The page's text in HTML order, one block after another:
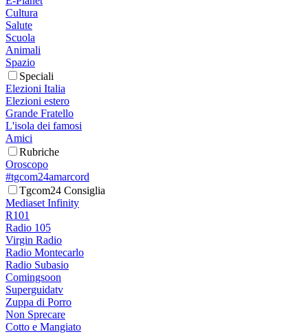
Cultura
Salute
Scuola
Animali
Spazio
Speciali
Elezioni Italia
Elezioni estero
Grande Fratello
L'isola dei famosi
Amici
Rubriche
Oroscopo
#tgcom24amarcord
Tgcom24 Consiglia
Mediaset Infinity
R101
Radio 105
Virgin Radio
Radio Montecarlo
Radio Subasio
Comingsoon
Superguidatv
Zuppa di Porro
Non Sprecare
Cotto e Mangiato